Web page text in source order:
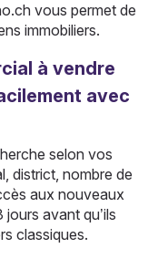
vous permet de
immobiliers.
à vendre
avec
selon vos
district, nombre de
aux nouveaux
jours avant qu’ils
classiques.